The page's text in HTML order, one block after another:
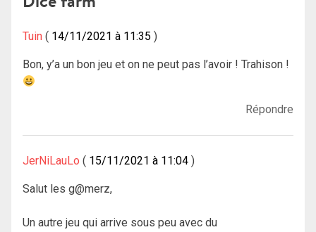
Tuin 14/11/2021 à 11:35
Bon, y’a un bon jeu et on ne peut pas l’avoir ! Trahison !
Répondre
JerNiLauLo 15/11/2021 à 11:04
Salut les g@merz,
Un autre jeu qui arrive sous peu avec du